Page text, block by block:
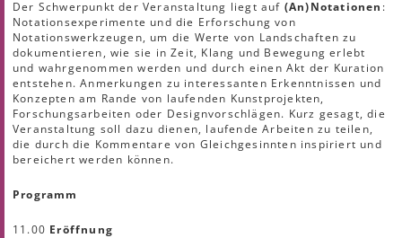
Der Schwerpunkt der Veranstaltung liegt auf (An)Notationen :
Notationsexperimente und die Erforschung von
Notationswerkzeugen, um die Werte von Landschaften zu
dokumentieren, wie sie in Zeit, Klang und Bewegung erlebt
und wahrgenommen werden und durch einen Akt der Kuration
entstehen. Anmerkungen zu interessanten Erkenntnissen und
Konzepten am Rande von laufenden Kunstprojekten,
Forschungsarbeiten oder Designvorschlägen. Kurz gesagt, die
Veranstaltung soll dazu dienen, laufende Arbeiten zu teilen,
die durch die Kommentare von Gleichgesinnten inspiriert und
bereichert werden können.
Programm
11.00 Eröffnung